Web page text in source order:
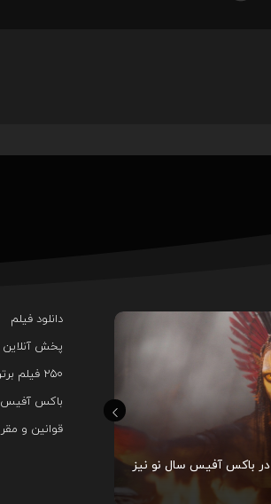
فیلم Avatar: Fire and Ash در باکس آفیس سال نو نیز
دانلود فیلم
پخش آنلاین
۲۵۰ فیلم برتر تاریخ
باکس آفیس
قوانین و